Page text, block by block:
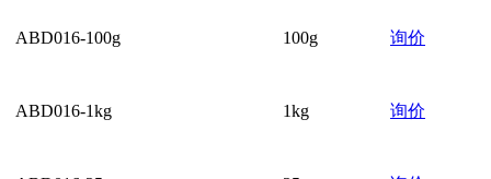
ABD016-100g 100g 询价
ABD016-1kg 1kg 询价